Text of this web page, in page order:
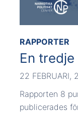
RAPPORTER
En
22 FEBRUARI,
Rapporten 8
publicerades